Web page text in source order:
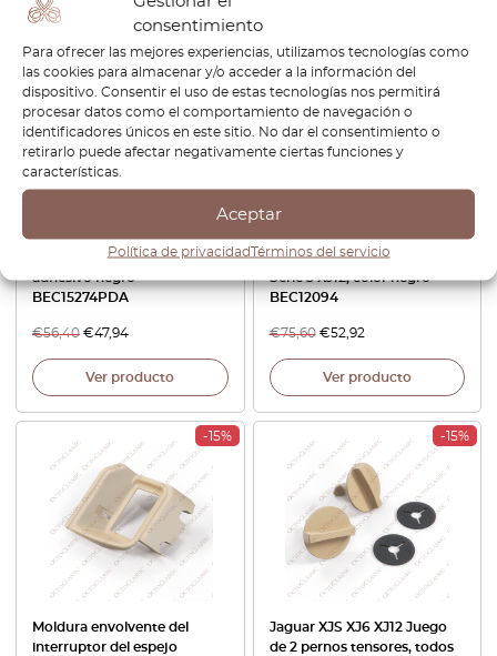
consentimiento
Para ofrecer las mejores experiencias, utilizamos tecnologías como
las cookies para almacenar y/o acceder a la información del
dispositivo. Consentir el uso de estas tecnologías nos permitirá
procesar datos como el comportamiento de navegación o
identificadores únicos en este sitio. No dar el consentimiento o
retirarlo puede afectar negativamente ciertas funciones y
características.
Aceptar
Política de privacidadTérminos del servicio
-15%
Bisel del interruptor de
crucero Jaguar XJS RHD con
adhesivo negro
BEC15274PDA
€56,40 €47,94
Ver producto
Marco de palanca de
cambios para Jaguar XJS
Serie 3 XJ12, color negro
BEC12094
€75,60 €52,92
Ver producto
-15%
Moldura envolvente del
interruptor del espejo
-15%
Jaguar XJS XJ6 XJ12 Juego
de 2 pernos tensores, todos